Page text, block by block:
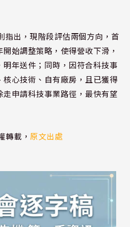
指出，現階段評估兩個方向，首
始調整策略，使得營收下滑，
年送件；同時，因符合科技事
心技術、自有廠房，且已獲得
申請科技事業路徑，最快有望
轉載，原文出處